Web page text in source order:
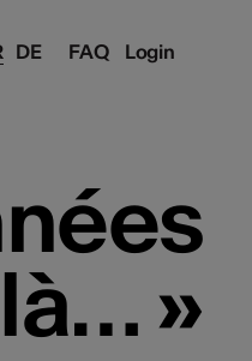
FAQ Login
DE
là… »
là… »